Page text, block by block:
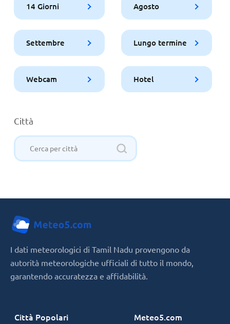
14 Giorni Agosto
Settembre Lungo termine
Webcam Hotel
Città
I dati meteorologici di Tamil Nadu provengono da
autorità meteorologiche ufficiali di tutto il mondo,
garantendo accuratezza e affidabilità.
Città Popolari Meteo5.com